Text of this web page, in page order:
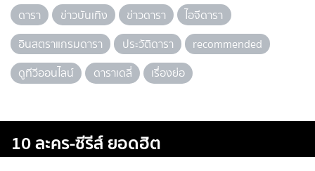
ดารา ข่าวบันเทิง ข่าวดารา
ไอจีดารา
อินสตราแกรมดารา
ประวัติดารา
recommended
ดูทีวีออนไลน์
ดาราเดลี่ เรื่องย่อ
10 ละคร-ซีรีส์ ยอดฮิต